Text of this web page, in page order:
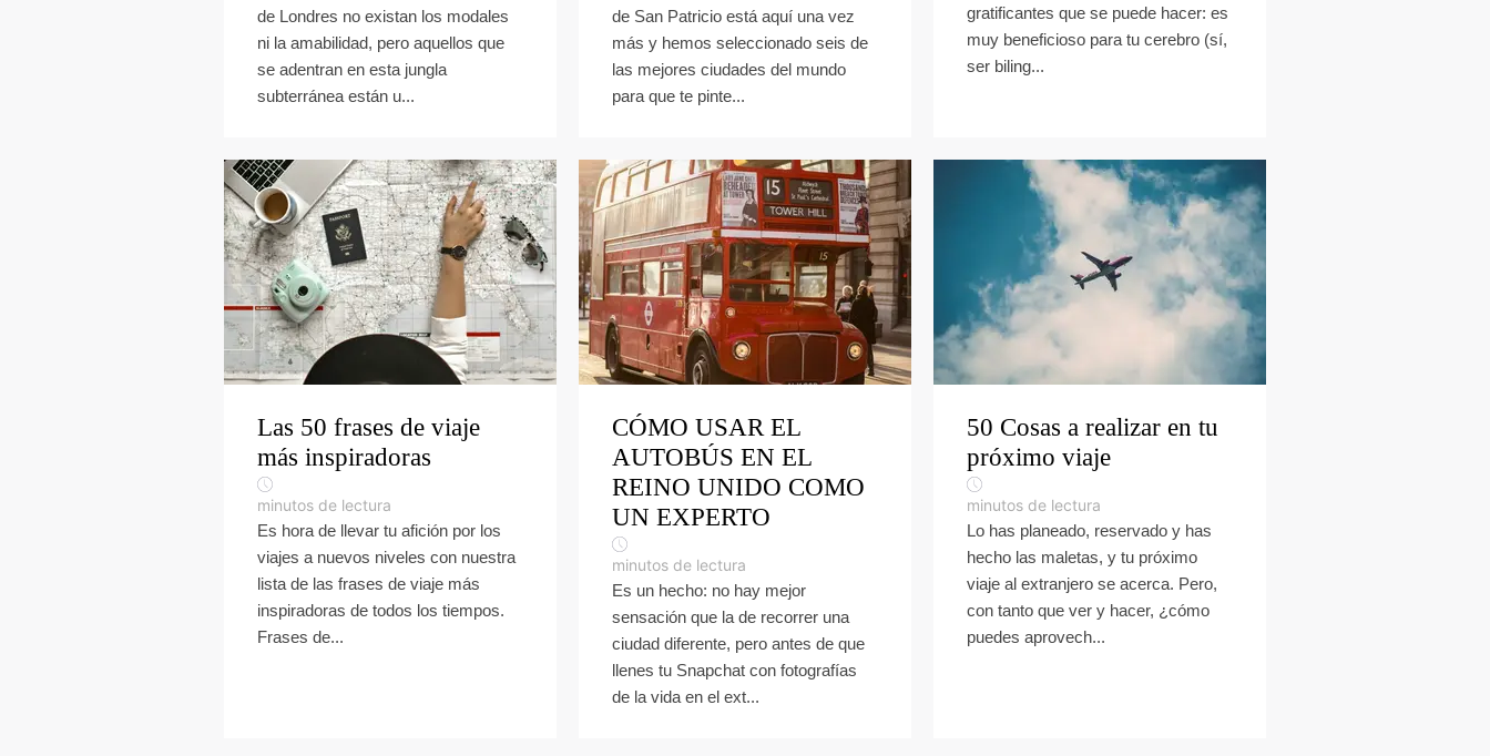
de Londres no existan los modales
ni la amabilidad, pero aquellos que
se adentran en esta jungla
subterránea están u...
de San Patricio está aquí una vez
más y hemos seleccionado seis de
las mejores ciudades del mundo
para que te pinte...
gratificantes que se puede hacer: es
muy beneficioso para tu cerebro (sí,
ser biling...
Las 50 frases de viaje
más inspiradoras
minutos de lectura
Es hora de llevar tu afición por los
viajes a nuevos niveles con nuestra
lista de las frases de viaje más
inspiradoras de todos los tiempos.
Frases de...
CÓMO USAR EL
AUTOBÚS EN EL
REINO UNIDO COMO
UN EXPERTO
minutos de lectura
Es un hecho: no hay mejor
sensación que la de recorrer una
ciudad diferente, pero antes de que
llenes tu Snapchat con fotografías
de la vida en el ext...
50 Cosas a realizar en tu
próximo viaje
minutos de lectura
Lo has planeado, reservado y has
hecho las maletas, y tu próximo
viaje al extranjero se acerca. Pero,
con tanto que ver y hacer, ¿cómo
puedes aprovech...